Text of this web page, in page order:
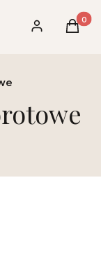
Zaloguj sięKoszyk